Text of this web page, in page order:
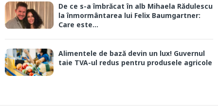
De ce s-a îmbrăcat în alb Mihaela Rădulescu
la înmormântarea lui Felix Baumgartner:
Care este...
Alimentele de bază devin un lux! Guvernul
taie TVA-ul redus pentru produsele agricole